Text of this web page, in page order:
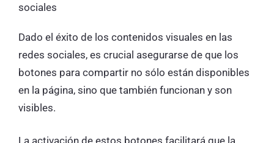
sociales
Dado el éxito de los contenidos visuales en las
redes sociales, es crucial asegurarse de que los
botones para compartir no sólo están disponibles
en la página, sino que también funcionan y son
visibles.